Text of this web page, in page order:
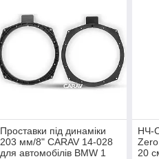
Проставки під динаміки
203 мм/8" CARAV 14-028
для автомобілів BMW 1
НЧ-
20